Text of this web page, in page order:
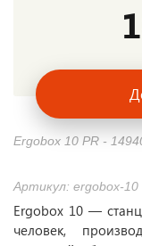
Артикул: ergobox-10
Ergobox 10 —
человек,
Ergobox 10 PR -